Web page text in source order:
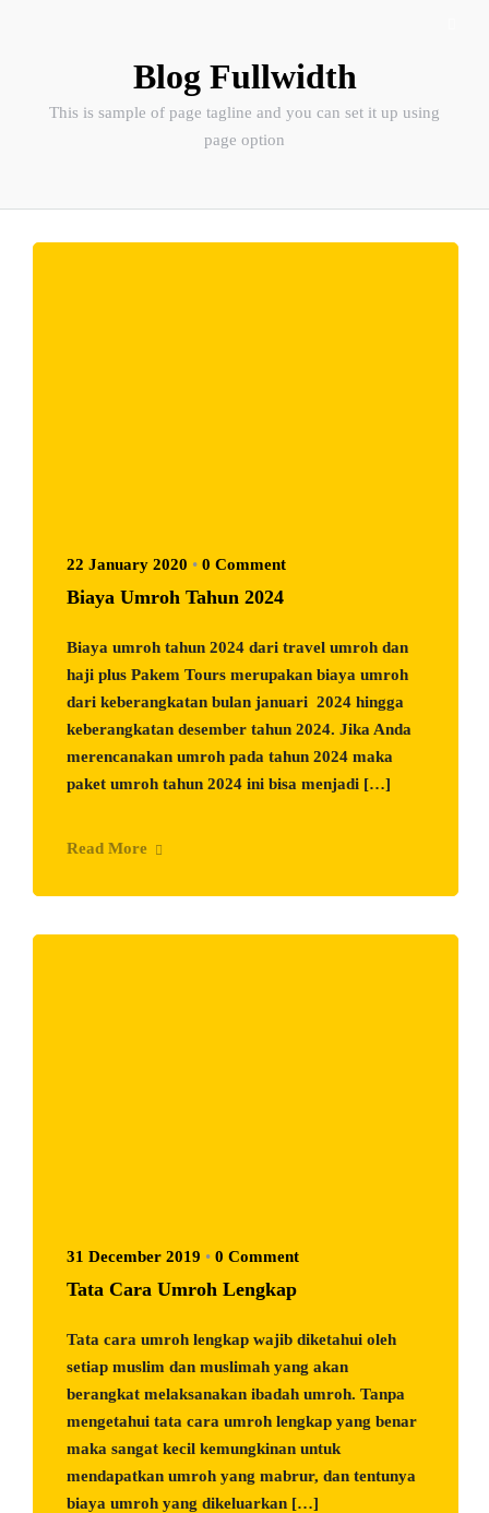
Blog Fullwidth
This is sample of page tagline and you can set it up using
page option
22 January 2020 • 0 Comment
Biaya Umroh Tahun 2024
Biaya umroh tahun 2024 dari travel umroh dan
haji plus Pakem Tours merupakan biaya umroh
dari keberangkatan bulan januari 2024 hingga
keberangkatan desember tahun 2024. Jika Anda
merencanakan umroh pada tahun 2024 maka
paket umroh tahun 2024 ini bisa menjadi […]
Read More
31 December 2019 • 0 Comment
Tata Cara Umroh Lengkap
Tata cara umroh lengkap wajib diketahui oleh
setiap muslim dan muslimah yang akan
berangkat melaksanakan ibadah umroh. Tanpa
mengetahui tata cara umroh lengkap yang benar
maka sangat kecil kemungkinan untuk
mendapatkan umroh yang mabrur, dan tentunya
biaya umroh yang dikeluarkan […]